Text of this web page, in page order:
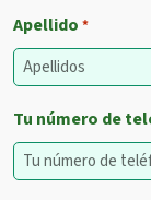
Apellido *
Tu número de